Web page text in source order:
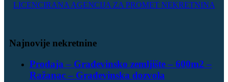
LICENCIRANA AGENCIJA ZA PROMET NEKRETNINA
Najnovije nekretnine
Prodaja – Građevinsko zemljište – 600m2 –
Ražanac – Građevinska dozvola